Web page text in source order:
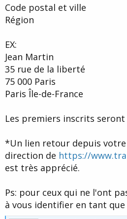
i
o
Code postal et ville
Région
EX:
Jean Martin
35 rue de la liberté
75 000 Paris
Paris Île-de-France
Les premiers inscrits
*Un lien retour depuis
direction de https://
est très apprécié.
Ps: pour ceux qui ne l'ont
à vous identifier en tant